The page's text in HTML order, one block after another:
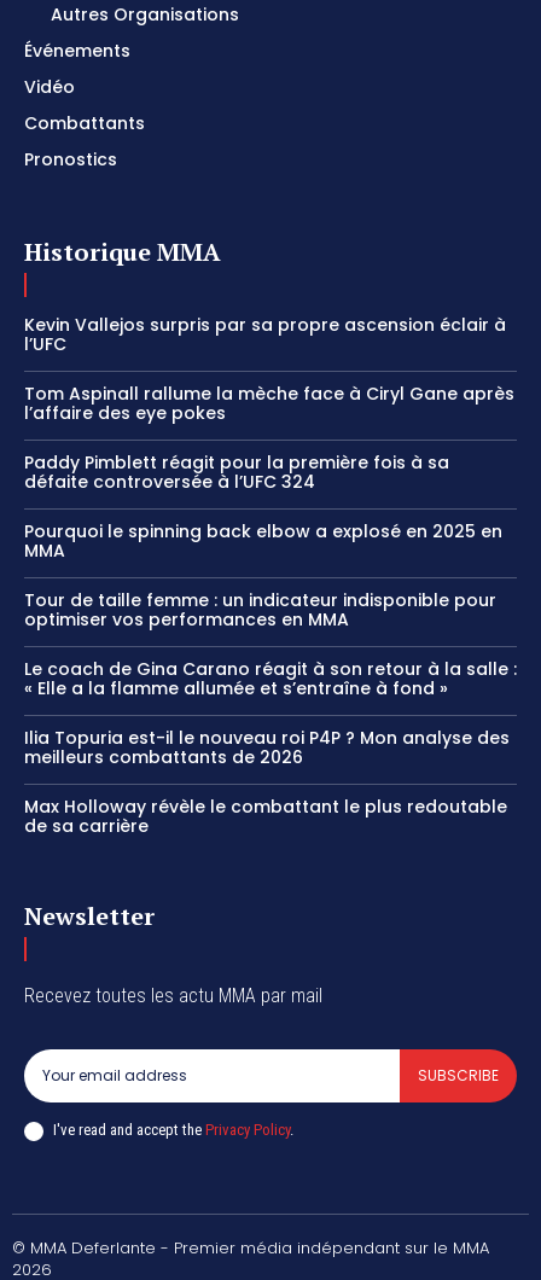
Autres Organisations
Événements
Vidéo
Combattants
Pronostics
Historique MMA
Kevin Vallejos surpris par sa propre ascension éclair à
l’UFC
Tom Aspinall rallume la mèche face à Ciryl Gane après
l’affaire des eye pokes
Paddy Pimblett réagit pour la première fois à sa
défaite controversée à l’UFC 324
Pourquoi le spinning back elbow a explosé en 2025 en
MMA
Tour de taille femme : un indicateur indisponible pour
optimiser vos performances en MMA
Le coach de Gina Carano réagit à son retour à la salle :
« Elle a la flamme allumée et s’entraîne à fond »
Ilia Topuria est-il le nouveau roi P4P ? Mon analyse des
meilleurs combattants de 2026
Max Holloway révèle le combattant le plus redoutable
de sa carrière
Newsletter
Recevez toutes les actu MMA par mail
SUBSCRIBE
I've read and accept the Privacy Policy.
© MMA Deferlante - Premier média indépendant sur le MMA
2026